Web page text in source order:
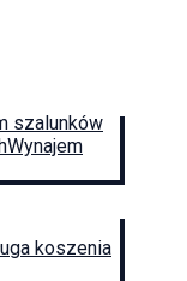
szalunków
Wynajem
koszenia